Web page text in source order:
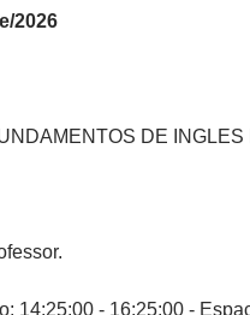
2026
DE INGLES I
: 14:25:00 - 16:25:00 -